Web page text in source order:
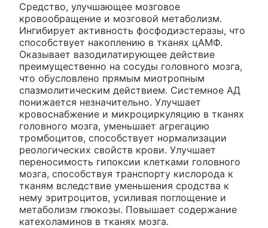
Средство, улучшающее мозговое
кровообращение и мозговой метаболизм.
Ингибирует активность фосфодиэстеразы, что
способствует накоплению в тканях цАМФ.
Оказывает вазодилатирующее действие
преимущественно на сосуды головного мозга,
что обусловлено прямым миотропным
спазмолитическим действием. Системное АД
понижается незначительно. Улучшает
кровоснабжение и микроциркуляцию в тканях
головного мозга, уменьшает агрегацию
тромбоцитов, способствует нормализации
реологических свойств крови. Улучшает
переносимость гипоксии клетками головного
мозга, способствуя транспорту кислорода к
тканям вследствие уменьшения сродства к
нему эритроцитов, усиливая поглощение и
метаболизм глюкозы. Повышает содержание
катехоламинов в тканях мозга.